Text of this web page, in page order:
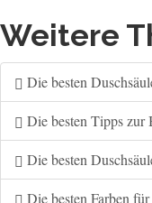
Weitere
Die besten
Die besten Tipps zur
Die besten
Die besten Farben